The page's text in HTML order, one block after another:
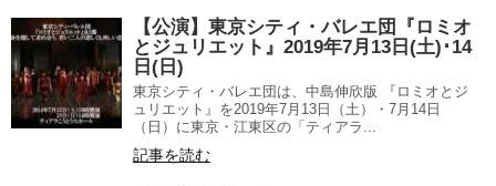
【公演】東京シティ・バレエ団『ロミオ
とジュリエット』2019年7月13日(土)･14
日(日)
東京シティ・バレエ団は、中島伸欣版 『ロミオとジ
ュリエット』を2019年7月13日（土）・7月14日
（日）に東京・江東区の「ティアラ...
記事を読む